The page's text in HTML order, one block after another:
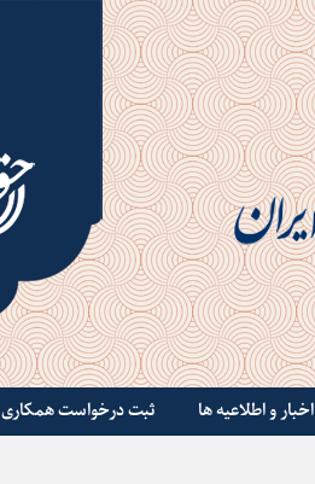
اخبار و اطلاعیه ها ثبت درخواست همکاری